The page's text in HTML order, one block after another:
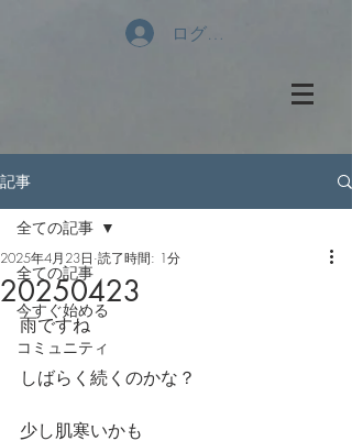
ログイン
記事
全ての記事
今すぐ始める
コミュニティ
全ての記事
20250423
2025年4月23日 読了時間: 1分
雨ですね
しばらく続くのかな？
少し肌寒いかも